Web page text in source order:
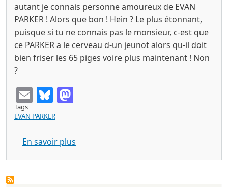
autant je connais personne amoureux de EVAN
PARKER ! Alors que bon ! Hein ? Le plus étonnant,
puisque si tu ne connais pas le monsieur, c-est que
ce PARKER a le cerveau d-un jeunot alors qu-il doit
bien friser les 65 piges voire plus maintenant ! Non
?
EmailBluesky
Tags
EVAN PARKER
En savoir plus